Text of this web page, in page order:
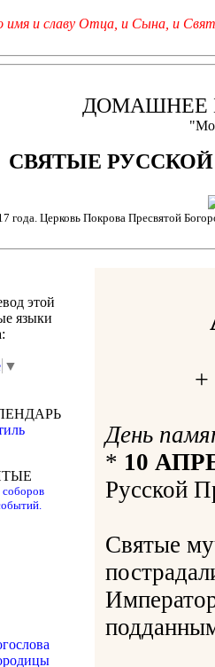
имя и славу Отца, и Сына, и
ДОМАШНЕЕ
СВЯТЫЕ
года. Церковь Покрова Пресвятой
этой
языки
▼ +
День
* 10
Русской
Святые